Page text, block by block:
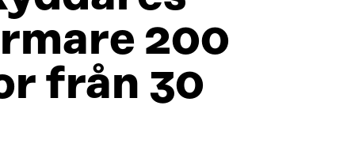
200
från 30